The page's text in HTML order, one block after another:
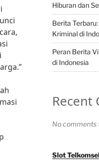
Hiburan dan
Berita
Kriminal di
Peran Berita
di Indonesia
Recent
No comments
Slot